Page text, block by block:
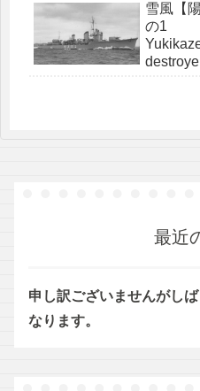
雪風【
の1
最近
申し訳ございませんがし
なります。